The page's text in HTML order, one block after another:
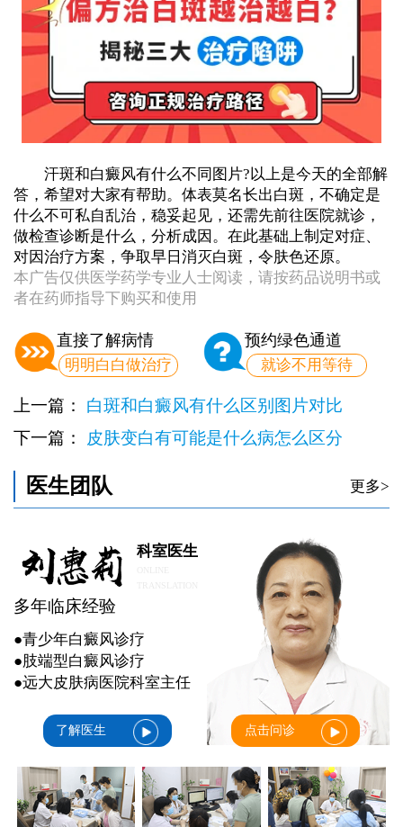
汗斑和白癜风有什么不同图片?以上是今天的全部解
答，希望对大家有帮助。体表莫名长出白斑，不确定是
什么不可私自乱治，稳妥起见，还需先前往医院就诊，
做检查诊断是什么，分析成因。在此基础上制定对症、
对因治疗方案，争取早日消灭白斑，令肤色还原。
本广告仅供医学药学专业人士阅读，请按药品说明书或
者在药师指导下购买和使用
直接了解病情
明明白白做治疗
预约绿色通道
就诊不用等待
上一篇： 白斑和白癜风有什么区别图片对比
下一篇： 皮肤变白有可能是什么病怎么区分
医生团队 更多>
科室医生
多年临床经验
●青少年白癜风诊疗
●肢端型白癜风诊疗
●远大皮肤病医院科室主任
了解医生 点击问诊